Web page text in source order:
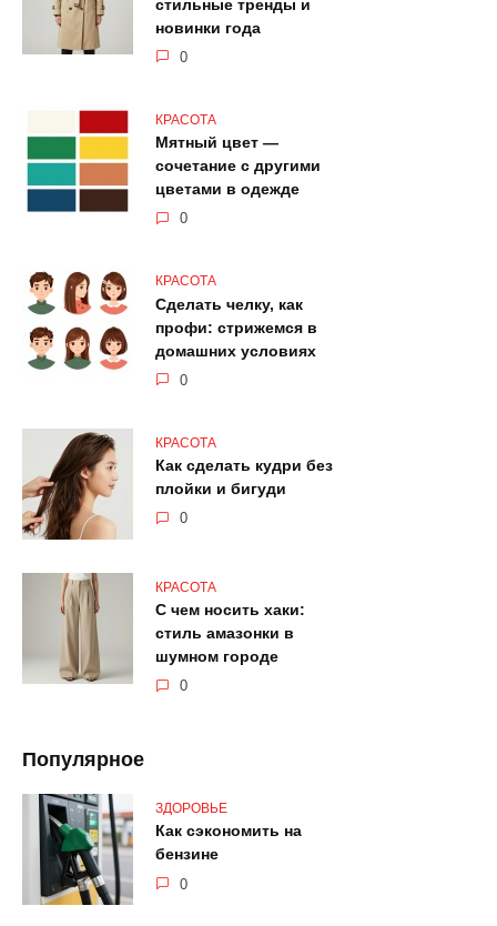
стильные тренды и
новинки года
0
КРАСОТА
Мятный цвет —
сочетание с другими
цветами в одежде
0
КРАСОТА
Сделать челку, как
профи: стрижемся в
домашних условиях
0
КРАСОТА
Как сделать кудри без
плойки и бигуди
0
КРАСОТА
С чем носить хаки:
стиль амазонки в
шумном городе
0
Популярное
ЗДОРОВЬЕ
Как сэкономить на
бензине
0